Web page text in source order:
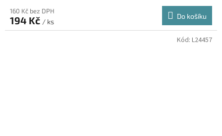
160 Kč bez DPH
194 Kč / ks
Do košíku
Kód: L24457